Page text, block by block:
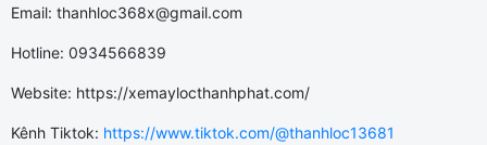
Email: thanhloc368x@gmail.com
Hotline: 0934566839
Website: https://xemaylocthanhphat.com/
Kênh Tiktok: https://www.tiktok.com/@thanhloc13681